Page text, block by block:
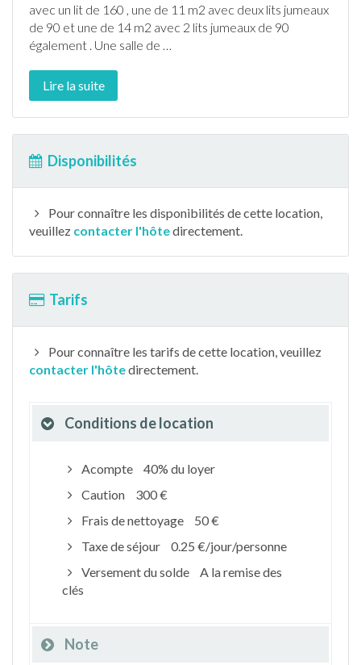
avec un lit de 160 , une de 11 m2 avec deux lits jumeaux
de 90 et une de 14 m2 avec 2 lits jumeaux de 90
également . Une salle de …
Lire la suite
Disponibilités
Pour connaître les disponibilités de cette location,
veuillez contacter l'hôtedirectement.
Tarifs
Pour connaître les tarifs de cette location, veuillez
contacter l'hôtedirectement.
Conditions de location
Acompte
40% du loyer
Caution
300 €
Frais de nettoyage
50 €
Taxe de séjour
0.25 €/jour/personne
Versement du solde
A la remise des
clés
Note